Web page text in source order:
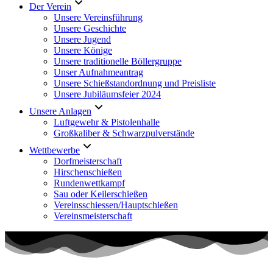
Der Verein
Unsere Vereinsführung
Unsere Geschichte
Unsere Jugend
Unsere Könige
Unsere traditionelle Böllergruppe
Unser Aufnahmeantrag
Unsere Schießstandordnung und Preisliste
Unsere Jubiläumsfeier 2024
Unsere Anlagen
Luftgewehr & Pistolenhalle
Großkaliber & Schwarzpulverstände
Wettbewerbe
Dorfmeisterschaft
Hirschenschießen
Rundenwettkampf
Sau oder Keilerschießen
Vereinsschiessen/Hauptschießen
Vereinsmeisterschaft